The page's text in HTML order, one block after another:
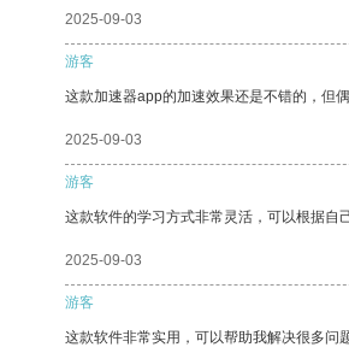
2025-09-03
游客
这款加速器app的加速效果还是不错的，但
2025-09-03
游客
这款软件的学习方式非常灵活，可以根据自
2025-09-03
游客
这款软件非常实用，可以帮助我解决很多问